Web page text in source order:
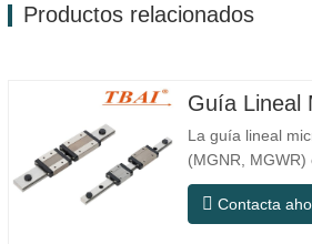
Productos relacionados
La guía lineal
(MGNR,
movimiento lineal
diseñado
Contacta